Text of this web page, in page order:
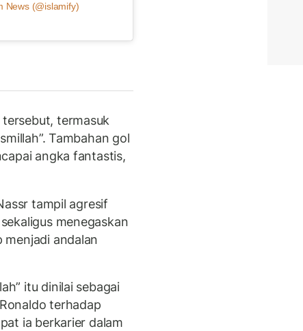
News (@islamify)
termasuk
Tambahan gol
angka fantastis,
tampil agresif
menegaskan
menjadi andalan
itu dinilai sebagai
terhadap
ia berkarier dalam